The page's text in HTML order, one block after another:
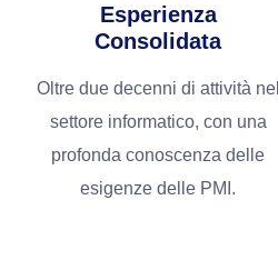
Esperienza
Consolidata
Oltre due decenni di attività nel
settore informatico, con una
profonda conoscenza delle
esigenze delle PMI.